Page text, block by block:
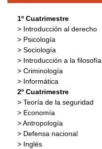
1º Cuatrimestre
> Introducción al derecho
> Psicología
> Sociología
> Introducción a la filosofía
> Criminología
> Informática
2º Cuatrimestre
> Teoría de la seguridad
> Economía
> Antropología
> Defensa nacional
> Inglés